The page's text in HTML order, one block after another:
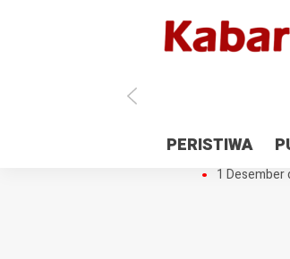
PERISTIWA
Antisipasi 1
Gedung
1 Desember